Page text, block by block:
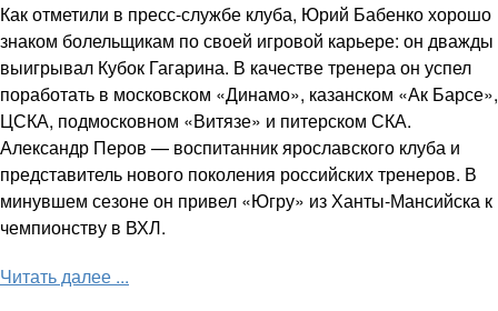
Как отметили в пресс-службе клуба, Юрий Бабенко хорошо
знаком болельщикам по своей игровой карьере: он дважды
выигрывал Кубок Гагарина. В качестве тренера он успел
поработать в московском «Динамо», казанском «Ак Барсе»,
ЦСКА, подмосковном «Витязе» и питерском СКА.
Александр Перов — воспитанник ярославского клуба и
представитель нового поколения российских тренеров. В
минувшем сезоне он привел «Югру» из Ханты-Мансийска к
чемпионству в ВХЛ.
Читать далее ...